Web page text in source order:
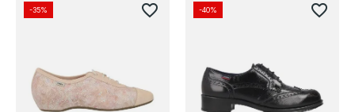
-35% favorite_border -40% favorite_border